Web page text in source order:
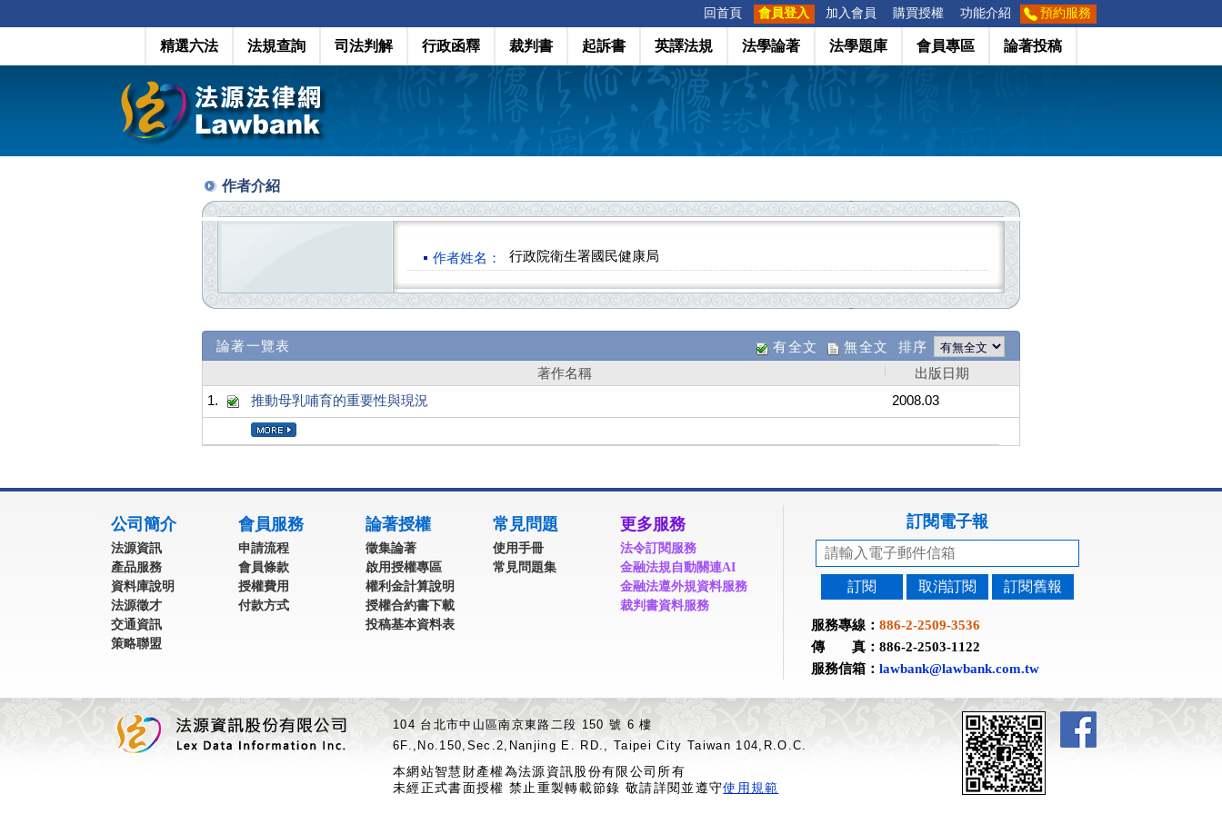
回首頁 會員登入 加入會員 購買授權 功能介紹 預約服務
精選六法 法規查詢 司法判解 行政函釋 裁判書 起訴書 英譯法規 法學論著 法學題庫 會員專區 論著投稿
作者介紹
作者姓名： 行政院衛生署國民健康局
論著一覽表 有全文 無全文 排序
著作名稱
出版日期
1.
推動母乳哺育的重要性與現況 2008.03
公司簡介
法源資訊
產品服務
資料庫說明
法源徵才
交通資訊
策略聯盟
會員服務
申請流程
會員條款
授權費用
付款方式
論著授權
徵集論著
啟用授權專區
權利金計算說明
授權合約書下載
投稿基本資料表
常見問題
使用手冊
常見問題集
更多服務
法令訂閱服務
金融法規自動關連AI
金融法遵外規資料服務
裁判書資料服務
訂閱電子報
訂閱 取消訂閱 訂閱舊報
服務專線： 886-2-2509-3536
傳 真：886-2-2503-1122
服務信箱： lawbank@lawbank.com.tw
104 台北市中山區南京東路二段 150 號 6 樓
6F.,No.150,Sec.2,Nanjing E. RD., Taipei City Taiwan 104,R.O.C.
本網站智慧財產權為法源資訊股份有限公司所有
未經正式書面授權 禁止重製轉載節錄 敬請詳閱並遵守使用規範